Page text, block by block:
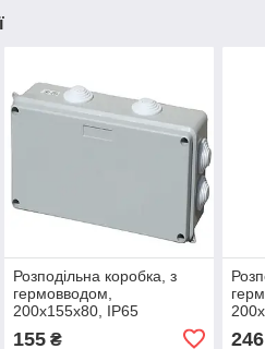
Розподільна коробка, з
гермовводом,
200х155х80, ІР65
155₴ 246